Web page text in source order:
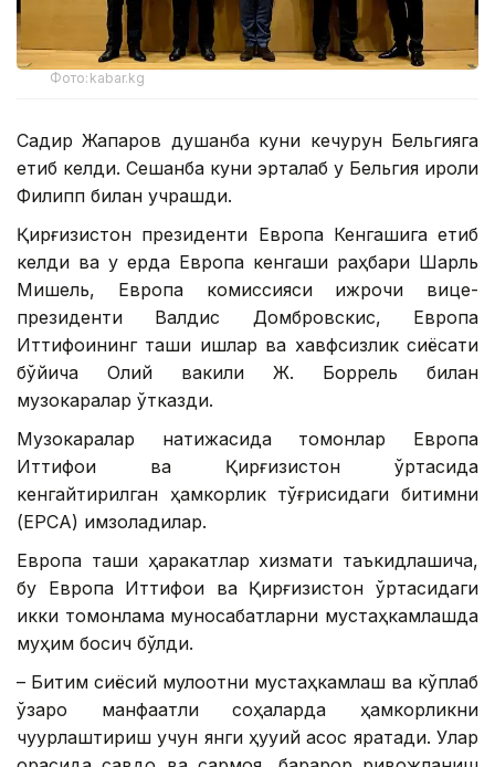
Фото:kabar.kg
Садир Жапаров душанба куни кечқурун Бельгияга
етиб келди. Сешанба куни эрталаб у Бельгия қироли
Филипп билан учрашди.
Қирғизистон президенти Европа Кенгашига етиб
келди ва у ерда Европа кенгаши раҳбари Шарль
Мишель, Европа комиссияси ижрочи вице-
президенти Валдис Домбровскис, Европа
Иттифоқининг ташқи ишлар ва хавфсизлик сиёсати
бўйича Олий вакили Ж. Боррель билан
музокаралар ўтказди.
Музокаралар натижасида томонлар Европа
Иттифоқи ва Қирғизистон ўртасида
кенгайтирилган ҳамкорлик тўғрисидаги битимни
(EPCA) имзоладилар.
Европа ташқи ҳаракатлар хизмати таъкидлашича,
бу Европа Иттифоқи ва Қирғизистон ўртасидаги
икки томонлама муносабатларни мустаҳкамлашда
муҳим босқич бўлди.
– Битим сиёсий мулоқотни мустаҳкамлаш ва кўплаб
ўзаро манфаатли соҳаларда ҳамкорликни
чуқурлаштириш учун янги ҳуқуқий асос яратади. Улар